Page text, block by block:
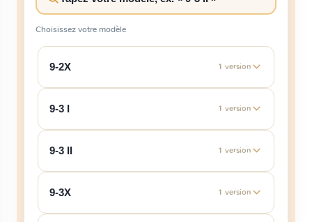
Choisissez votre modèle
9-2X 1 version
9-3 I 1 version
9-3 II 1 version
9-3X 1 version